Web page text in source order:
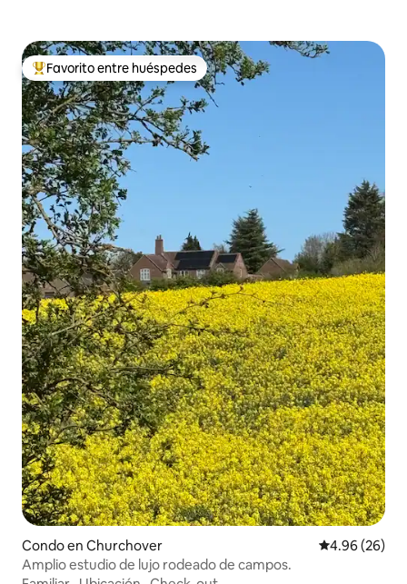
Favorito entre huéspedes preferido
Favorito entre huéspedes
Condo en Churchover Calificación
4.96 (26)
Amplio estudio de lujo rodeado de campos.